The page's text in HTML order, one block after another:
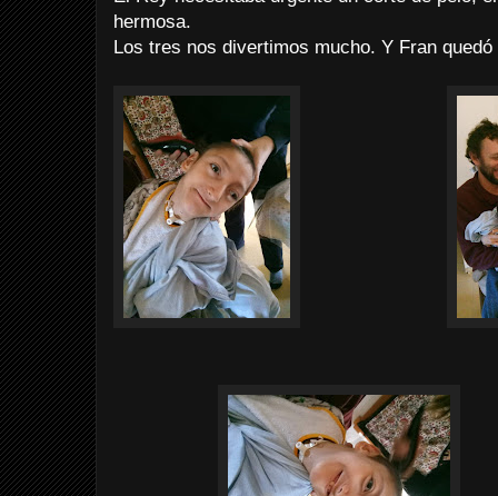
hermosa.
Los tres nos divertimos mucho. Y Fran